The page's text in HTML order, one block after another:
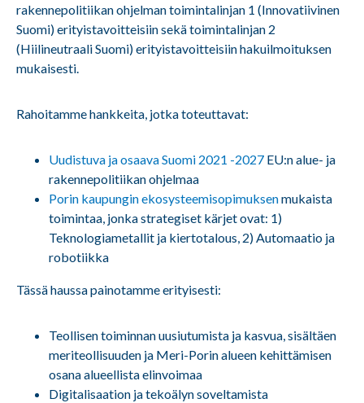
rakennepolitiikan ohjelman toimintalinjan 1 (Innovatiivinen
Suomi) erityistavoitteisiin sekä toimintalinjan 2
(Hiilineutraali Suomi) erityistavoitteisiin hakuilmoituksen
mukaisesti.
Rahoitamme hankkeita, jotka toteuttavat:
Uudistuva ja osaava Suomi 2021 -2027 EU:n alue- ja
rakennepolitiikan ohjelmaa
Porin kaupungin ekosysteemisopimuksenmukaista
toimintaa, jonka strategiset kärjet ovat: 1)
Teknologiametallit ja kiertotalous, 2) Automaatio ja
robotiikka
Tässä haussa painotamme erityisesti:
Teollisen toiminnan uusiutumista ja kasvua, sisältäen
meriteollisuuden ja Meri-Porin alueen kehittämisen
osana alueellista elinvoimaa
Digitalisaation ja tekoälyn soveltamista